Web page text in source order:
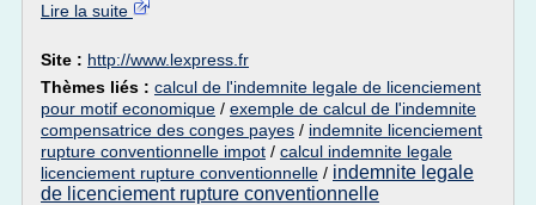
Lire la suite
Site : http://www.lexpress.fr
Thèmes liés : calcul de l'indemnite legale de licenciement
pour motif economique / exemple de calcul de l'indemnite
compensatrice des conges payes / indemnite licenciement
rupture conventionnelle impot / calcul indemnite legale
licenciement rupture conventionnelle / indemnite legale
de licenciement rupture conventionnelle